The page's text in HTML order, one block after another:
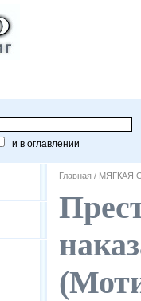
и в оглавлении
Главная / МЯГКАЯ